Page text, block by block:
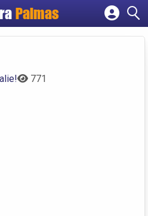
Palmas
Cadastrar empresa
771